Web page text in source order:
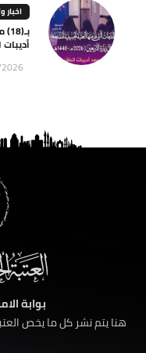
اخبار
بوابة
هنا يتم نشر كل ما يخص